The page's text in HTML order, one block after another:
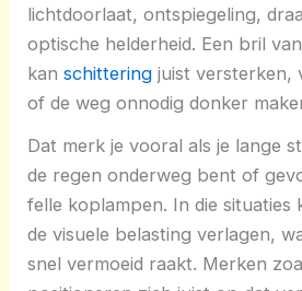
lichtdoorlaat, ontspiegeling,
optische helderheid. Een bril
kanschittering juist versterken,
of de weg onnodig donker
Dat merk je vooral als je lange
de regen onderweg bent of
felle koplampen. In die situaties
de visuele belasting verlagen,
snel vermoeid raakt. Merken